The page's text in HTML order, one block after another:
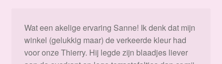
Wat een akelige ervaring Sanne! Ik denk dat mijn
winkel (gelukkig maar) de verkeerde kleur had
voor onze Thierry. Hij legde zijn blaadjes liever